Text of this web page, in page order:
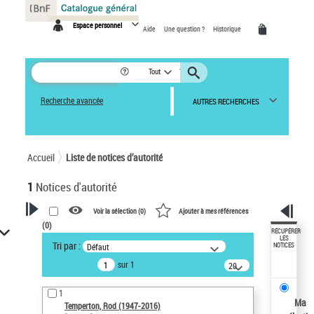
Espace personnel Aide Une question ? Historique
Tout
Recherche avancée AUTRES RECHERCHES
Accueil Liste de notices d’autorité
1 Notices d'autorité
VOTRE RECHERCHE
Recherche avancée dans les
notices d’autorité
Œuvres liées à l'auteur :
Temperton, Rod (1947-2016)
Voir la sélection (0) Ajouter à mes références
(0)
Tri par : Défaut
sur 1
20
résultats/page
1
Temperton, Rod (1947-2016)
RÉCUPÉRER
LES
NOTICES
Ma
Panneau de gestion des cookies